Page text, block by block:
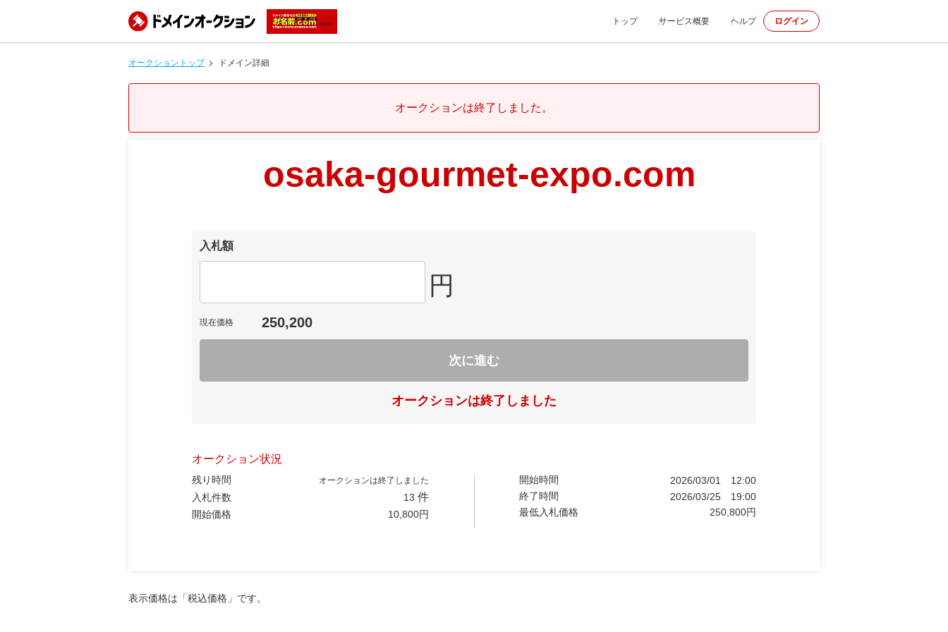
トップ サービス概要 ヘルプ ログイン
オークショントップ ドメイン詳細
オークションは終了しました。
osaka-gourmet-expo.com
入札額
円
現在価格 250,200
次に進む
オークションは終了しました
オークション状況
残り時間 オークションは終了しました
入札件数 13 件
開始価格 10,800円
開始時間 2026/03/01
12:00
終了時間
2026/03/25
19:00
最低入札価格
250,800円
表示価格は「税込価格」です。